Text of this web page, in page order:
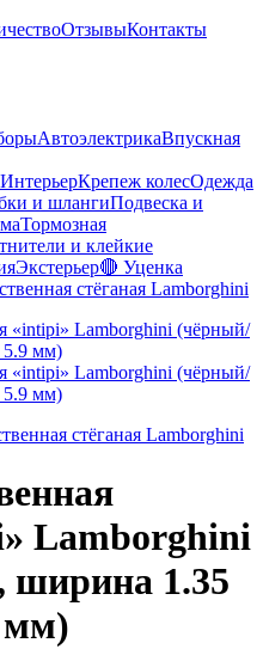
ОтзывыКонтакты
АвтоэлектрикаВпускная
ИнтерьерКрепеж колесОдежда
и шлангиПодвеска и
Тормозная
и клейкие
Экстерьер🔴 Уценка
стёганая Lamborghini
стёганая Lamborghini
Lamborghini
ширина 1.35
мм)